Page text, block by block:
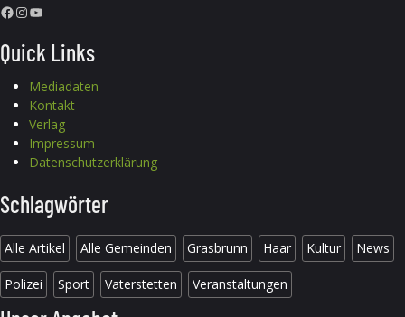
Facebook InstagramYouTube
Quick Links
Mediadaten
Kontakt
Verlag
Impressum
Datenschutzerklärung
Schlagwörter
Alle Artikel Alle Gemeinden Grasbrunn Haar Kultur News
Polizei Sport Vaterstetten Veranstaltungen